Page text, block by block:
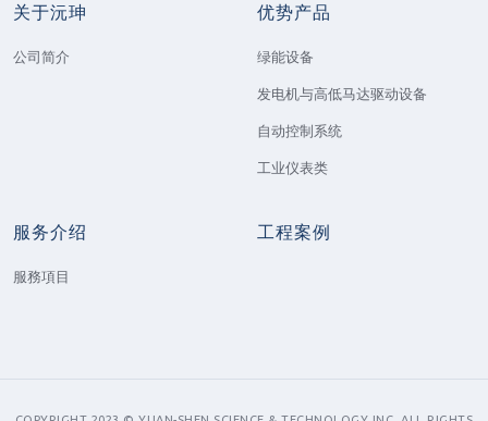
关于沅珅
公司简介
优势产品
绿能设备
发电机与高低马达驱动设备
自动控制系统
工业仪表类
服务介绍
服務項目
工程案例